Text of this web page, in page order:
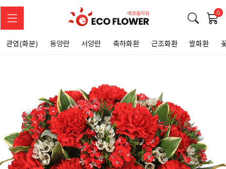
0
관엽(화분) 동양란 서양란 축하화환 근조화환 쌀화환